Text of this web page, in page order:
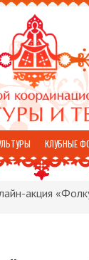
КЛУБНЫЕ
акция